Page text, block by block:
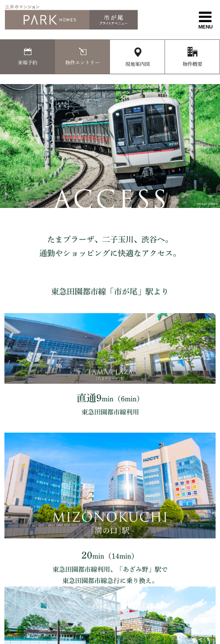
MENU
来場予約 物件エントリー 現地案内図 物件概要
image photo
たまプラーザ、二子玉川、渋谷へ。
通勤やショッピングに快適なアクセス。
東急⽥園都市線「市が尾」駅より
直通9min（6min）
東急⽥園都市線利⽤
20min（14min）
東急⽥園都市線利⽤、「あざみ野」駅で
東急⽥園都市線急⾏に乗り換え。